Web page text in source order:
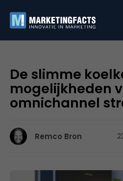
De slimme
mogelijkheden
omnichannel
Remco Bron